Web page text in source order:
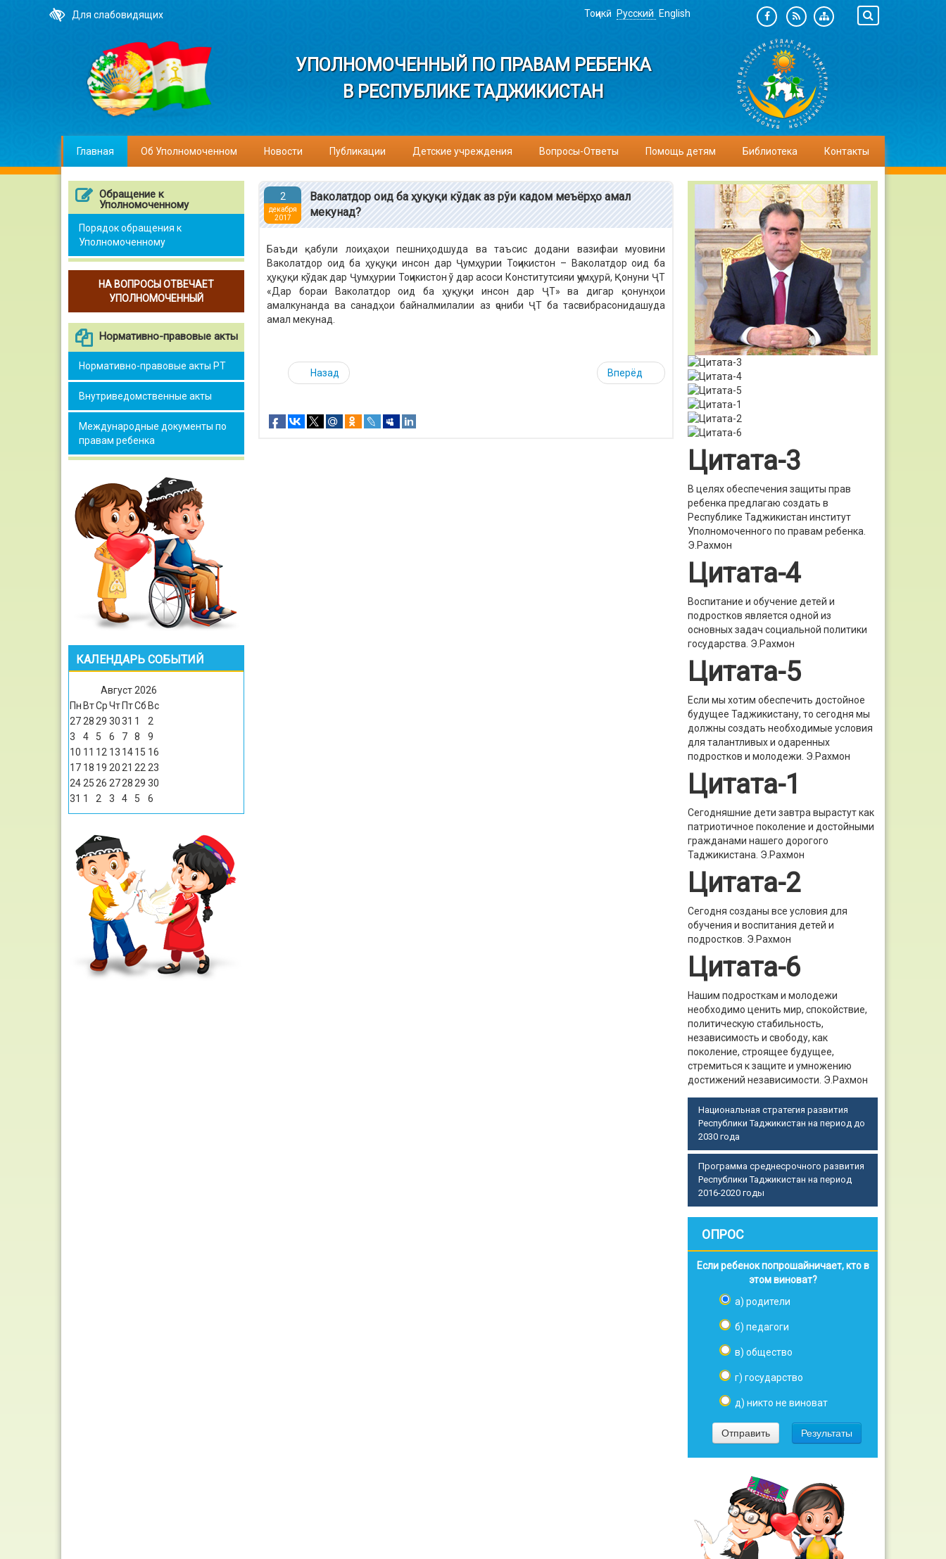
Для слабовидящих Тоҷикӣ Русский English
УПОЛНОМОЧЕННЫЙ ПО ПРАВАМ РЕБЕНКА
В РЕСПУБЛИКЕ ТАДЖИКИСТАН
Главная Об Уполномоченном Новости Публикации Детские учреждения Вопросы-Ответы Помощь детям Библиотека Контакты
Обращение к
Уполномоченному
Порядок обращения к
Уполномоченному
НА ВОПРОСЫ ОТВЕЧАЕТ
УПОЛНОМОЧЕННЫЙ
Нормативно-правовые акты
Нормативно-правовые акты РТ
Внутриведомственные акты
Международные документы по
правам ребенка
КАЛЕНДАРЬ СОБЫТИЙ
Август 2026
Пн ВтСрЧт ПтСб Вс
27 28 29 3031 1
2
3
4 5 6 7 8
9
10 11 12 13 1415 16
17 18 19 20 21 22 23
24 25 26 2728 29 30
31 1 2 3 4 5 6
2
декабря
2017
Ваколатдор оид ба ҳуқуқи кўдак аз рўи кадом меъёрҳо амал
мекунад?
Баъди қабули лоиҳаҳои пешниҳодшуда ва таъсис додани вазифаи муовини
Ваколатдор оид ба ҳуқуқи инсон дар Ҷумҳурии Тоҷикистон – Ваколатдор оид ба
ҳуқуқи кўдак дар Ҷумҳурии Тоҷикистон ў дар асоси Конститутсияи ҷумҳурӣ, Қонуни ҶТ
«Дар бораи Ваколатдор оид ба ҳуқуқи инсон дар ҶТ» ва дигар қонунҳои
амалкунанда ва санадҳои байналмилалии аз ҷониби ҶТ ба тасвибрасонидашуда
амал мекунад.
Назад Вперёд
Цитата-3
В целях обеспечения защиты прав
ребенка предлагаю создать в
Республике Таджикистан институт
Уполномоченного по правам ребенка.
Э.Рахмон
Цитата-4
Воспитание и обучение детей и
подростков является одной из
основных задач социальной политики
государства. Э.Рахмон
Цитата-5
Если мы хотим обеспечить достойное
будущее Таджикистану, то сегодня мы
должны создать необходимые условия
для талантливых и одаренных
подростков и молодежи. Э.Рахмон
Цитата-1
Сегодняшние дети завтра вырастут как
патриотичное поколение и достойными
гражданами нашего дорогого
Таджикистана. Э.Рахмон
Цитата-2
Сегодня созданы все условия для
обучения и воспитания детей и
подростков. Э.Рахмон
Цитата-6
Нашим подросткам и молодежи
необходимо ценить мир, спокойствие,
политическую стабильность,
независимость и свободу, как
поколение, строящее будущее,
стремиться к защите и умножению
достижений независимости. Э.Рахмон
Национальная стратегия развития
Республики Таджикистан на период до
2030 года
Программа среднесрочного развития
Республики Таджикистан на период
2016-2020 годы
ОПРОС
Если ребенок попрошайничает, кто в
этом виноват?
а) родители
б) педагоги
в) общество
г) государство
д) никто не виноват